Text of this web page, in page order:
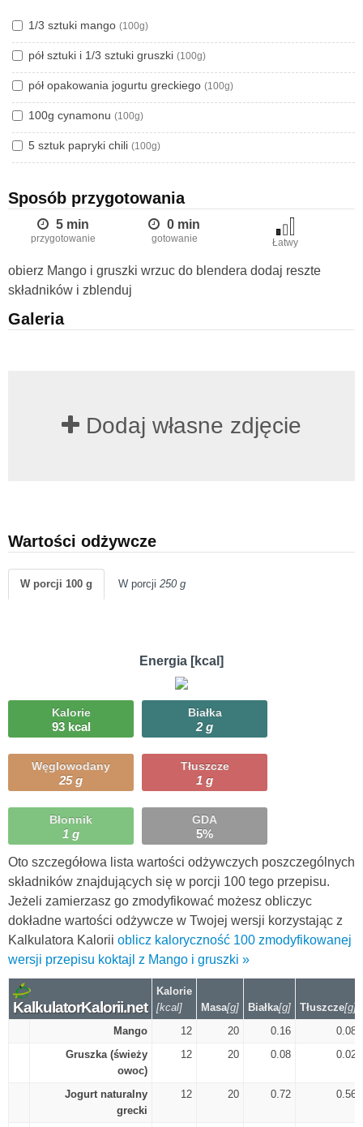
1/3 sztuki mango (100g)
pół sztuki i 1/3 sztuki gruszki (100g)
pół opakowania jogurtu greckiego (100g)
100g cynamonu (100g)
5 sztuk papryki chili (100g)
Sposób przygotowania
5 min
przygotowanie
0 min
gotowanie Łatwy
obierz Mango i gruszki wrzuc do blendera dodaj reszte
składników i zblenduj
Galeria
Dodaj własne zdjęcie
Wartości odżywcze
W porcji 100 g W porcji 250 g
Energia [kcal]
Kalorie
93 kcal
Białka
2 g
Węglowodany
25 g
Tłuszcze
1 g
Błonnik
1 g
GDA
5%
Oto szczegółowa lista wartości odżywczych poszczególnych
składników znajdujących się w porcji 100 tego przepisu.
Jeżeli zamierzasz go zmodyfikować możesz obliczyc
dokładne wartości odżywcze w Twojej wersji korzystając z
Kalkulatora Kalorii oblicz kaloryczność 100 zmodyfikowanej
wersji przepisu koktajl z Mango i gruszki »
KalkulatorKalorii.net
Kalorie
[kcal]
Masa[g] Białka[g] Tłuszcze[g]
Mango
12 20 0.16
0.08
Gruszka (świeży
owoc)
12 20 0.08 0.02
Jogurt naturalny
grecki
12 20 0.72 0.56